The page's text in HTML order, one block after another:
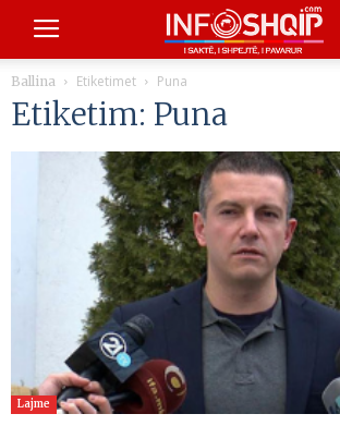
Ballina Etiketimet Puna
Etiketim: Puna
Lajme